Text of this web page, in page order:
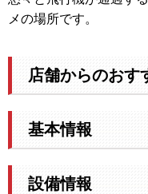
メの場所です。
店舗からのおす
基本情報
設備情報